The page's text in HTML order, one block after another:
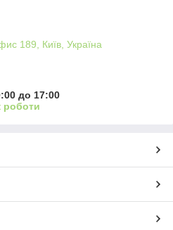
189, Київ, Україна
до 17:00
роботи